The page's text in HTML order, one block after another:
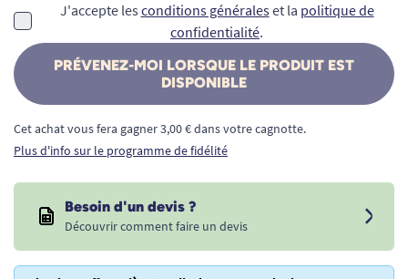
J'accepte les conditions généraleset la politique de
confidentialité.
PRÉVENEZ-MOI LORSQUE LE PRODUIT EST
DISPONIBLE
Cet achat vous fera gagner 3,00 € dans votre cagnotte.
Plus d'info sur le programme de fidélité
Besoin d'un devis ?
Découvrir comment faire un devis